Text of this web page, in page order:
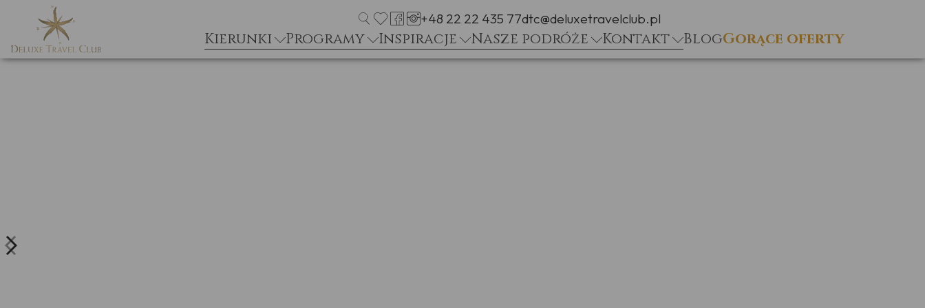
+48 22 22 435 77dtc@deluxetravelclub.pl
Kierunki Programy Inspiracje Nasze podróże Kontakt BlogGorące oferty